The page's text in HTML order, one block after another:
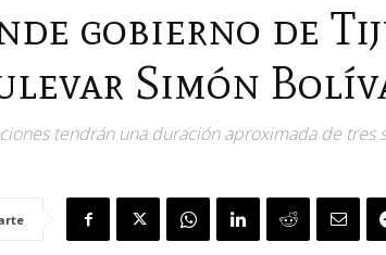
gobierno de
Simón
tendrán una duración aproximada de tres